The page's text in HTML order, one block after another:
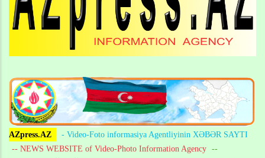
AZpress.AZ
- Video-Foto informasiya Agentliyinin XƏBƏR SAYTI
-- NEWS WEBSITE of Video-Photo Information Agency --